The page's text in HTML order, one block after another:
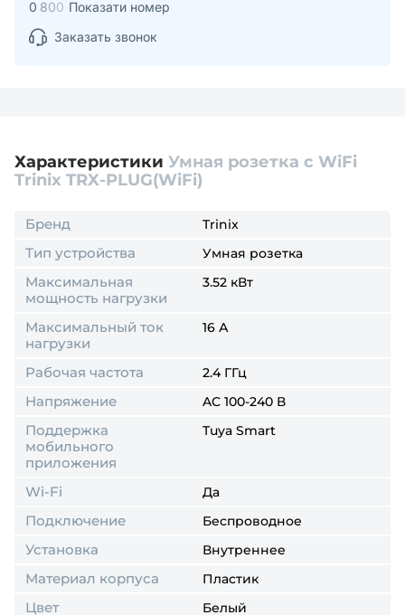
0 800 Показати номер
Заказать звонок
Характеристики Умная розетка с WiFi
Trinix TRX-PLUG(WiFi)
Бренд Trinix
Тип устройства Умная розетка
Максимальная
мощность нагрузки
3.52 кВт
Максимальный ток
нагрузки
16 А
Рабочая частота 2.4 ГГц
Напряжение AC 100-240 В
Поддержка
мобильного
приложения
Tuya Smart
Wi-Fi Да
Подключение Беспроводное
Установка Внутреннее
Материал корпуса Пластик
Цвет Белый